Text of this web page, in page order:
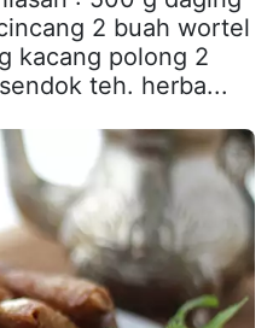
2 buah wortel
kacang polong 2
teh. herba...